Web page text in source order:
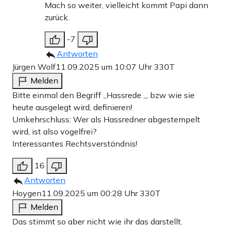
Mach so weiter, vielleicht kommt Papi dann
zurück.
-7
Antworten
Jürgen Wolf11.09.2025 um 10:07 Uhr330T
Melden
Bitte einmal den Begriff „Hassrede „, bzw wie sie
heute ausgelegt wird, definieren!
Umkehrschluss: Wer als Hassredner abgestempelt
wird, ist also vogelfrei?
Interessantes Rechtsverständnis!
16
Antworten
Hoygen11.09.2025 um 00:28 Uhr330T
Melden
Das stimmt so aber nicht wie ihr das darstellt.